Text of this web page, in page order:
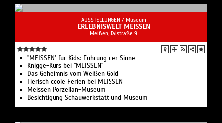
AUSSTELLUNGEN / Museum
ERLEBNISWELT MEISSEN
Meißen, Talstraße 9
"MEISSEN" für Kids: Führung der Sinne
Knigge-Kurs bei "MEISSEN"
Das Geheimnis vom Weißen Gold
Tierisch coole Ferien bei MEISSEN
Meissen Porzellan-Museum
Besichtigung Schauwerkstatt und Museum